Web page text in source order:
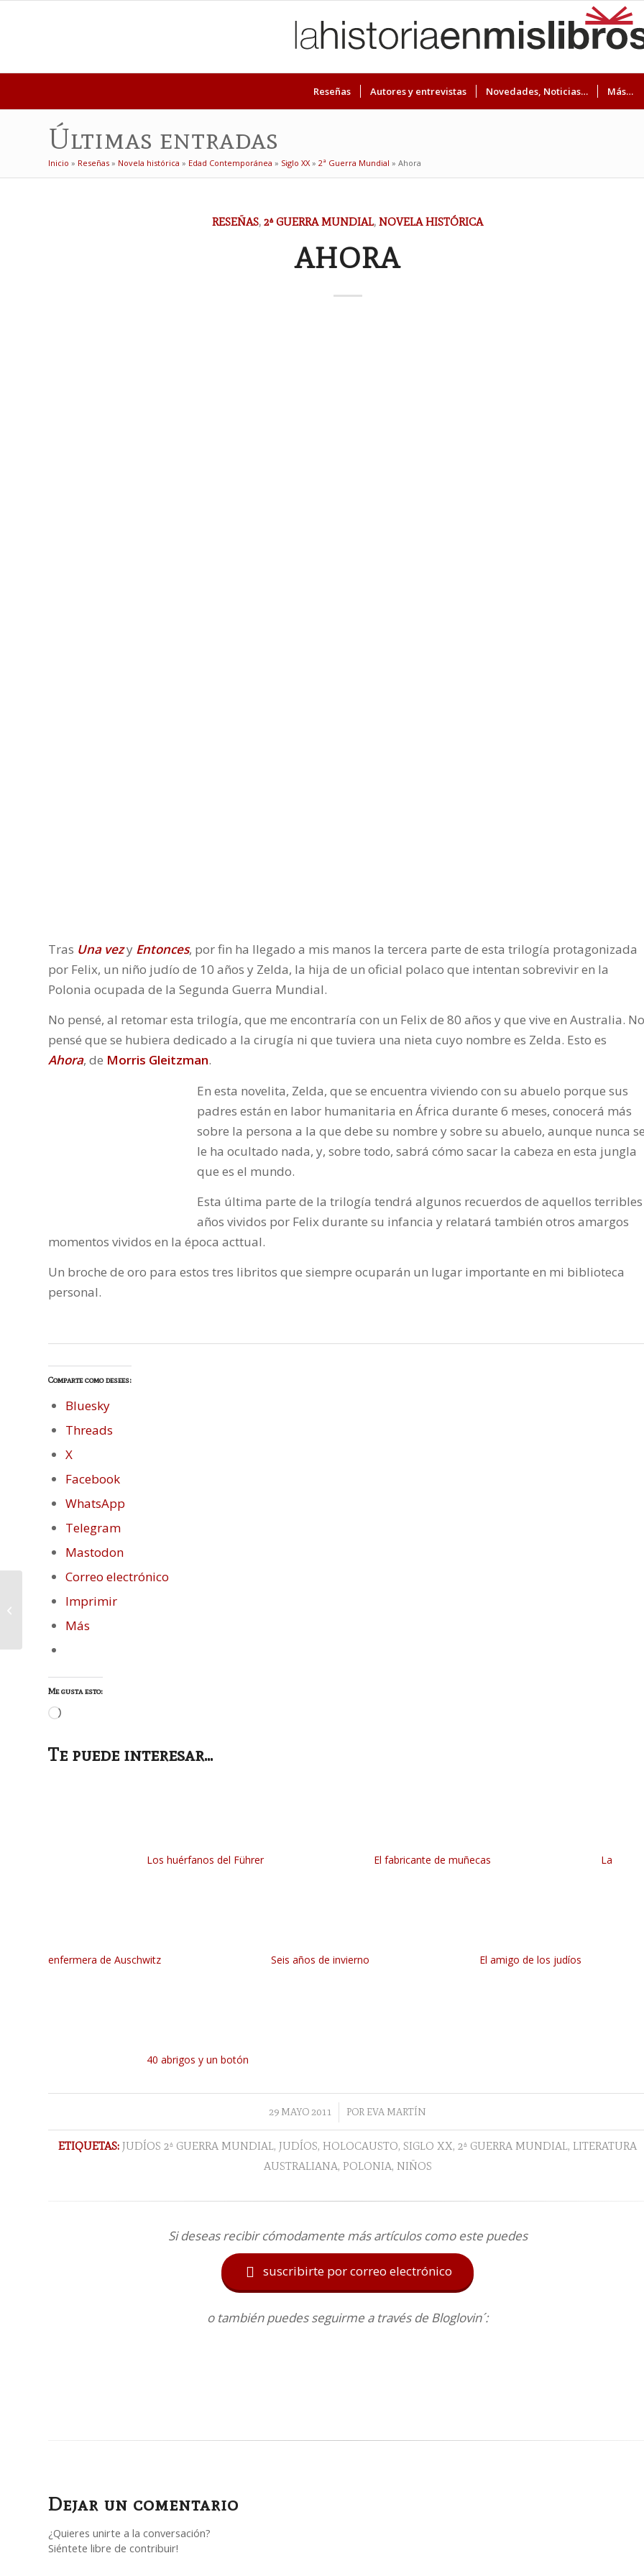
Reseñas Autores y entrevistas Novedades, Noticias… Más…
Últimas entradas
Inicio » Reseñas » Novela histórica » Edad Contemporánea » Siglo XX » 2ª Guerra Mundial » Ahora
RESEÑAS,2ª GUERRA MUNDIAL,NOVELA HISTÓRICA
AHORA
Tras Una vezy Entonces, por fin ha llegado a mis manos la tercera parte de esta trilogía protagonizada
por Felix, un niño judío de 10 años y Zelda, la hija de un oficial polaco que intentan sobrevivir en la
Polonia ocupada de la Segunda Guerra Mundial.
No pensé, al retomar esta trilogía, que me encontraría con un Felix de 80 años y que vive en Australia. No
pensé que se hubiera dedicado a la cirugía ni que tuviera una nieta cuyo nombre es Zelda. Esto es
Ahora, de Morris Gleitzman.
En esta novelita, Zelda, que se encuentra viviendo con su abuelo porque sus
padres están en labor humanitaria en África durante 6 meses, conocerá más
sobre la persona a la que debe su nombre y sobre su abuelo, aunque nunca se
le ha ocultado nada, y, sobre todo, sabrá cómo sacar la cabeza en esta jungla
que es el mundo.
Esta última parte de la trilogía tendrá algunos recuerdos de aquellos terribles
años vividos por Felix durante su infancia y relatará también otros amargos
momentos vividos en la época acttual.
Un broche de oro para estos tres libritos que siempre ocuparán un lugar importante en mi biblioteca
personal.
Comparte como desees:
Bluesky
Threads
X
Facebook
WhatsApp
Telegram
Mastodon
Correo electrónico
Imprimir
Más
Me gusta esto:
Cargando...
Te puede interesar...
Los huérfanos del Führer El fabricante de muñecas La
enfermera de Auschwitz Seis años de invierno El amigo de los judíos
40 abrigos y un botón
29 MAYO 2011
/ POR EVA MARTÍN
ETIQUETAS: JUDÍOS 2ª GUERRA MUNDIAL,JUDÍOS,HOLOCAUSTO,SIGLO XX,2ª GUERRA MUNDIAL, LITERATURA
AUSTRALIANA, POLONIA, NIÑOS
Si deseas recibir cómodamente más artículos como este puedes
 suscribirte por correo electrónico
o también puedes seguirme a través de Bloglovin´:
Dejar un comentario
¿Quieres unirte a la conversación?
Siéntete libre de contribuir!
La feria del libro es de color verde